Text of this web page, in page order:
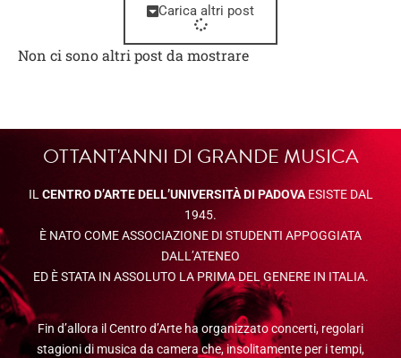
Carica altri post
Non ci sono altri post da mostrare
OTTANT'ANNI DI GRANDE MUSICA
ILCENTRO D’ARTE DELL’UNIVERSITÀ DI PADOVAESISTE DAL
1945.
È NATO COME ASSOCIAZIONE DI STUDENTI APPOGGIATA
DALL’ATENEO
ED È STATA IN ASSOLUTO LA PRIMA DEL GENERE IN ITALIA.
Fin d’allora il Centro d’Arte ha organizzato concerti, regolari
stagioni di musica da camera che, insolitamente per i tempi,